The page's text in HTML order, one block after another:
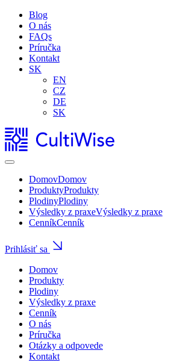
Blog
O nás
FAQs
Príručka
Kontakt
SK
EN
CZ
DE
SK
DomovDomov
ProduktyProdukty
PlodinyPlodiny
Výsledky z praxeVýsledky z praxe
CenníkCenník
Prihlásiť sa
Domov
Produkty
Plodiny
Výsledky z praxe
Cenník
O nás
Príručka
Otázky a odpovede
Kontakt